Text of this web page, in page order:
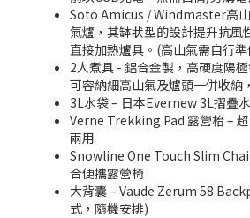
Soto Amicus / Windmaster高
氣爐，其缽狀型的設計提升抗風
直接加熱爐具。(高山氣需自行
2人煮具 - 鋁合金製，高硬度陽
可容納細高山氣及爐頭一併收納
3L水袋 – 日本Evernew 3L摺疊
Verne Trekking Pad 露營枱 –
兩用
Snowline One Touch Slim
合便攜露營椅
大背囊 – Vaude Zerum 58
式，隨機安排)